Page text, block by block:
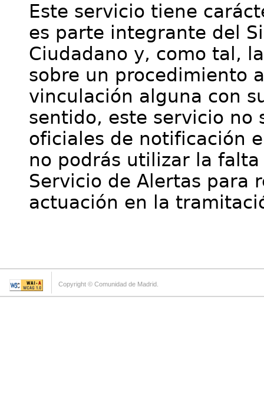
Este servicio tiene
es parte integrante del
Ciudadano y, como tal,
sobre un procedimiento
vinculación alguna con
sentido, este servicio no
oficiales de notificación
no podrás utilizar la
Servicio de Alertas para
actuación en la
Copyright © Comunidad de Madrid.